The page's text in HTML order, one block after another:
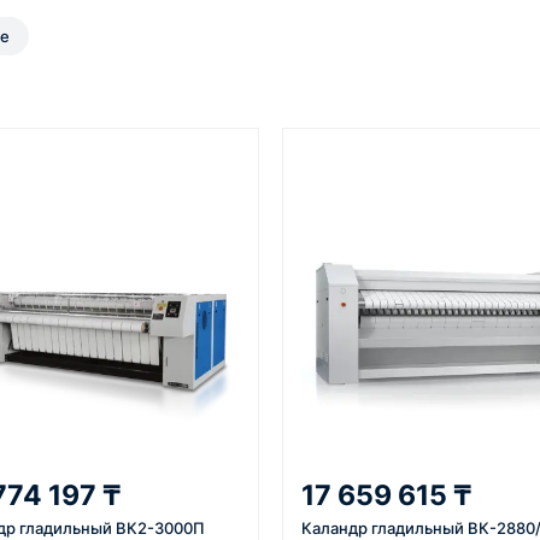
задачи
с
Расчёт
Подбираем
оборудование,
стоимость доставки.
4
Счёт и
готовим
197 ₸
гладильный ВК2-3000П
17 659 615 ₸
Каландр гладильный ВК-2880/